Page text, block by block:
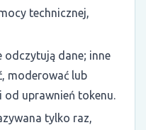
technicznej,
odczytują dane; inne
moderować lub
od uprawnień tokenu.
tylko raz,